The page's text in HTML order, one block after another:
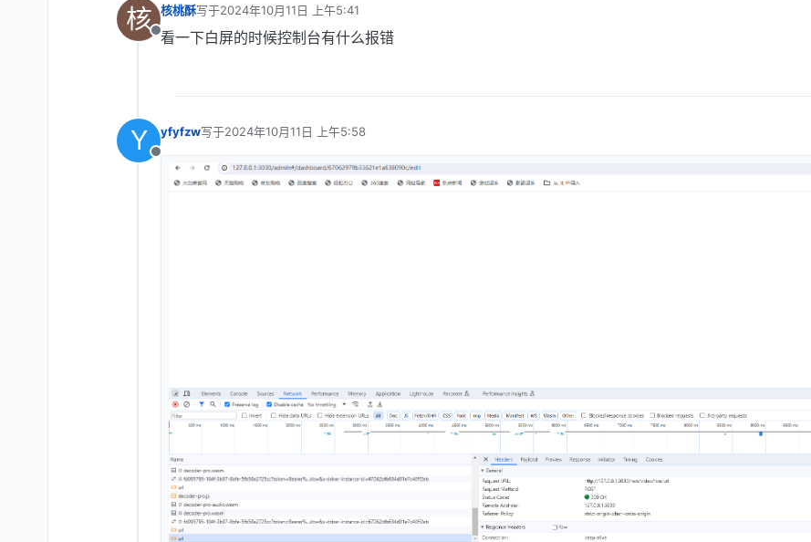
核
离线
核桃酥写于2024年10月11日 上午5:41
最后由 编辑
看一下白屏的时候控制台有什么报错
Y
离线
yfyfzw写于2024年10月11日 上午5:58
最后由 编辑